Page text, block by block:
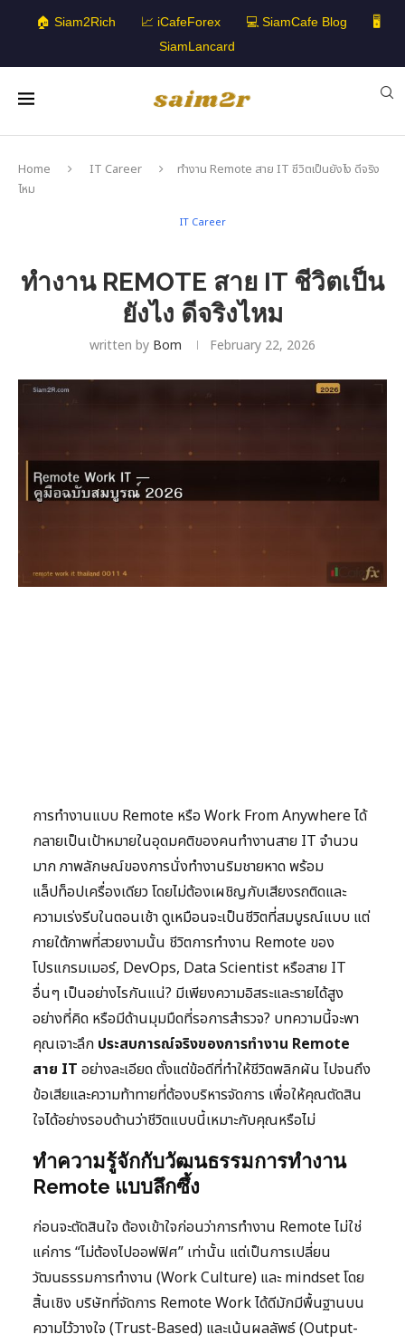
🏠 Siam2Rich 📈 iCafeForex 💻 SiamCafe Blog
🖥️
SiamLancard
Home IT Career
ทำงาน Remote สาย IT ชีวิตเป็นยังไง ดีจริง
ไหม
IT Career
ทำงาน REMOTE สาย IT ชีวิตเป็น
ยังไง ดีจริงไหม
written by Bom February 22, 2026
การทำงานแบบ Remote หรือ Work From Anywhere ได้
กลายเป็นเป้าหมายในอุดมคติของคนทำงานสาย IT จำนวน
มาก ภาพลักษณ์ของการนั่งทำงานริมชายหาด พร้อม
แล็ปท็อปเครื่องเดียว โดยไม่ต้องเผชิญกับเสียงรถติดและ
ความเร่งรีบในตอนเช้า ดูเหมือนจะเป็นชีวิตที่สมบูรณ์แบบ แต่
ภายใต้ภาพที่สวยงามนั้น ชีวิตการทำงาน Remote ของ
โปรแกรมเมอร์, DevOps, Data Scientist หรือสาย IT
อื่นๆ เป็นอย่างไรกันแน่? มีเพียงความอิสระและรายได้สูง
อย่างที่คิด หรือมีด้านมุมมืดที่รอการสำรวจ? บทความนี้จะพา
คุณเจาะลึก ประสบการณ์จริงของการทำงาน Remote
สาย IT อย่างละเอียด ตั้งแต่ข้อดีที่ทำให้ชีวิตพลิกผัน ไปจนถึง
ข้อเสียและความท้าทายที่ต้องบริหารจัดการ เพื่อให้คุณตัดสิน
ใจได้อย่างรอบด้านว่าชีวิตแบบนี้เหมาะกับคุณหรือไม่
ทำความรู้จักกับวัฒนธรรมการทำงาน
Remote แบบลึกซึ้ง
ก่อนจะตัดสินใจ ต้องเข้าใจก่อนว่าการทำงาน Remote ไม่ใช่
แค่การ “ไม่ต้องไปออฟฟิศ” เท่านั้น แต่เป็นการเปลี่ยน
วัฒนธรรมการทำงาน (Work Culture) และ mindset โดย
สิ้นเชิง บริษัทที่จัดการ Remote Work ได้ดีมักมีพื้นฐานบน
ความไว้วางใจ (Trust-Based) และเน้นผลลัพธ์ (Output-